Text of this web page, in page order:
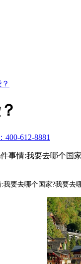
400-612-8881
事情:我要去哪个国
要去哪个国家?我要去